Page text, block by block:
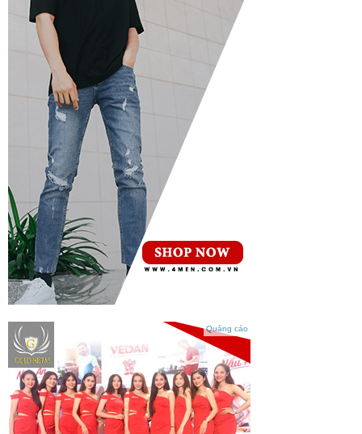
Quảng cáo